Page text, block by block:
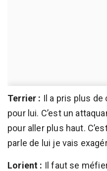
Terrier : Il a pris plus
pour lui. C’est un
pour aller plus haut.
parle de lui je vais
Lorient : Il faut se